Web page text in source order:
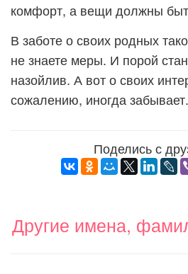
комфорт, а вещи должны
В заботе о своих родных
не знаете меры. И порой
назойлив. А вот о своих
сожалению, иногда забывает.
Поделись с
Другие имена,